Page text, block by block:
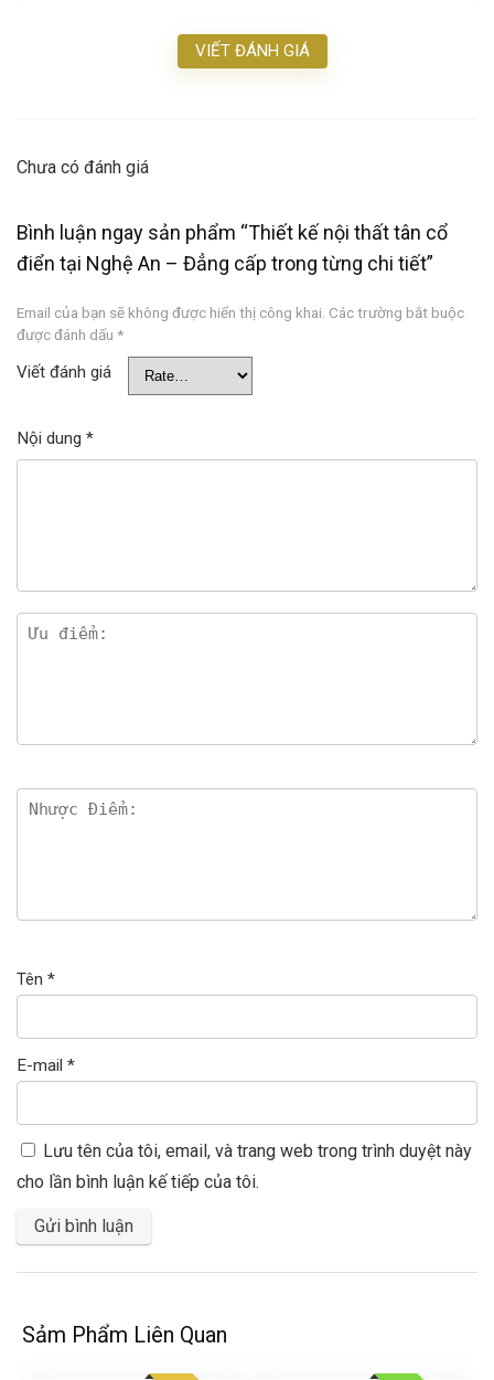
VIẾT ĐÁNH GIÁ
Chưa có đánh giá
Bình luận ngay sản phẩm “Thiết kế nội thất tân cổ
điển tại Nghệ An – Đẳng cấp trong từng chi tiết”
Email của bạn sẽ không được hiển thị công khai. Các trường bắt buộc
được đánh dấu *
Viết đánh giá
Nội dung *
Tên *
E-mail *
Lưu tên của tôi, email, và trang web trong trình duyệt này
cho lần bình luận kế tiếp của tôi.
Sảm Phẩm Liên Quan